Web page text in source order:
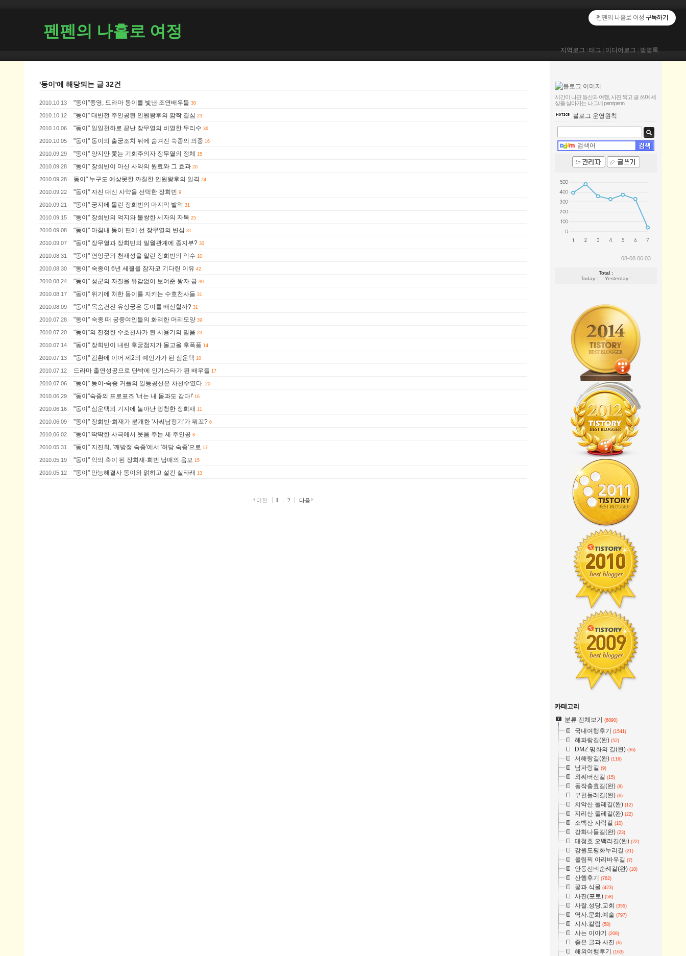
펜펜의 나홀로 여정
지역로그 태그 미디어로그 방명록
'동이'에 해당되는 글 32건
2010.10.13 "동이"종영, 드라마 동이를 빛낸 조연배우들 30
2010.10.12 "동이" 대반전 주인공된 인원왕후의 깜짝 결심 23
2010.10.06 "동이" 일일천하로 끝난 장무열의 비열한 무리수 36
2010.10.05 "동이" 동이의 출궁조치 뒤에 숨겨진 숙종의 의중 16
2010.09.29 "동이" 양지만 쫓는 기회주의자 장무열의 정체 15
2010.09.28 "동이" 장희빈이 마신 사약의 원료와 그 효과 20
2010.09.28 동이" 누구도 예상못한 까칠한 인원왕후의 일격 24
2010.09.22 "동이" 자진 대신 사약을 선택한 장희빈 9
2010.09.21 "동이" 궁지에 몰린 장희빈의 마지막 발악 31
2010.09.15 "동이" 장희빈의 억지와 불쌍한 세자의 자복 25
2010.09.08 "동이" 마침내 동이 편에 선 장무열의 변심 31
2010.09.07 "동이" 장무열과 장희빈의 밀월관계에 종지부? 30
2010.08.31 "동이" 연잉군의 천재성을 알린 장희빈의 악수 10
2010.08.30 "동이" 숙종이 6년 세월을 잠자코 기다린 이유 42
2010.08.24 "동이" 성군의 자질을 유감없이 보여준 왕자 금 30
2010.08.17 "동이" 위기에 처한 동이를 지키는 수호천사들 31
2010.08.09 "동이" 목숨건진 유상궁은 동이를 배신할까? 31
2010.07.28 "동이" 숙종 때 궁중여인들의 화려한 머리모양 39
2010.07.20 "동이"의 진정한 수호천사가 된 서용기의 믿음 23
2010.07.14 "동이" 장희빈이 내린 후궁첩지가 몰고올 후폭풍 14
2010.07.13 "동이" 김환에 이어 제2의 예언가가 된 심운택 10
2010.07.12 드라마 출연성공으로 단박에 인기스타가 된 배우들 17
2010.07.06 "동이" 동이-숙종 커플의 일등공신은 차천수였다. 20
2010.06.29 "동이"숙종의 프로포즈 '너는 내 몸과도 같다!' 16
2010.06.16 "동이" 심운택의 기지에 놀아난 멍청한 장희재 11
2010.06.09 "동이" 장희빈-희재가 분개한 '사씨남정기'가 뭐꼬? 6
2010.06.02 "동이" 딱딱한 사극에서 웃음 주는 세 주인공 8
2010.05.31 "동이" 지진희, '깨방정 숙종'에서 '허당 숙종'으로 17
2010.05.19 "동이" 악의 축이 된 장희재-희빈 남매의 음모 15
2010.05.12 "동이" 만능해결사 동이와 얽히고 설킨 실타래 13
이전 1 2 다음
시간이 나면 등산과 여행, 사진 찍고 글 쓰며 세
상을 살아가는 나그네pennpenn
블로그 운영원칙
08-08 06:03
Total :
Today :
Yesterday :
카테고리
분류 전체보기 (6890)
국내여행후기 (1541)
해파랑길(완) (52)
DMZ 평화의 길(완) (36)
서해랑길(완) (116)
남파랑길 (9)
외씨버선길 (15)
동작충효길(완) (8)
부천둘레길(완) (6)
치악산 둘레길(완) (12)
지리산 둘레길(완) (22)
소백산 자락길 (10)
강화나들길(완) (23)
대청호 오백리길(완) (22)
강원도평화누리길 (21)
올림픽 아리바우길 (7)
안동선비순례길(완) (10)
산행후기 (762)
꽃과 식물 (423)
사진(포토) (58)
사찰.성당.교회 (355)
역사.문화.예술 (797)
시사.칼럼 (58)
사는 이야기 (208)
좋은 글과 사진 (6)
해외여행후기 (163)
펜펜의 나홀로 여정 구독하기